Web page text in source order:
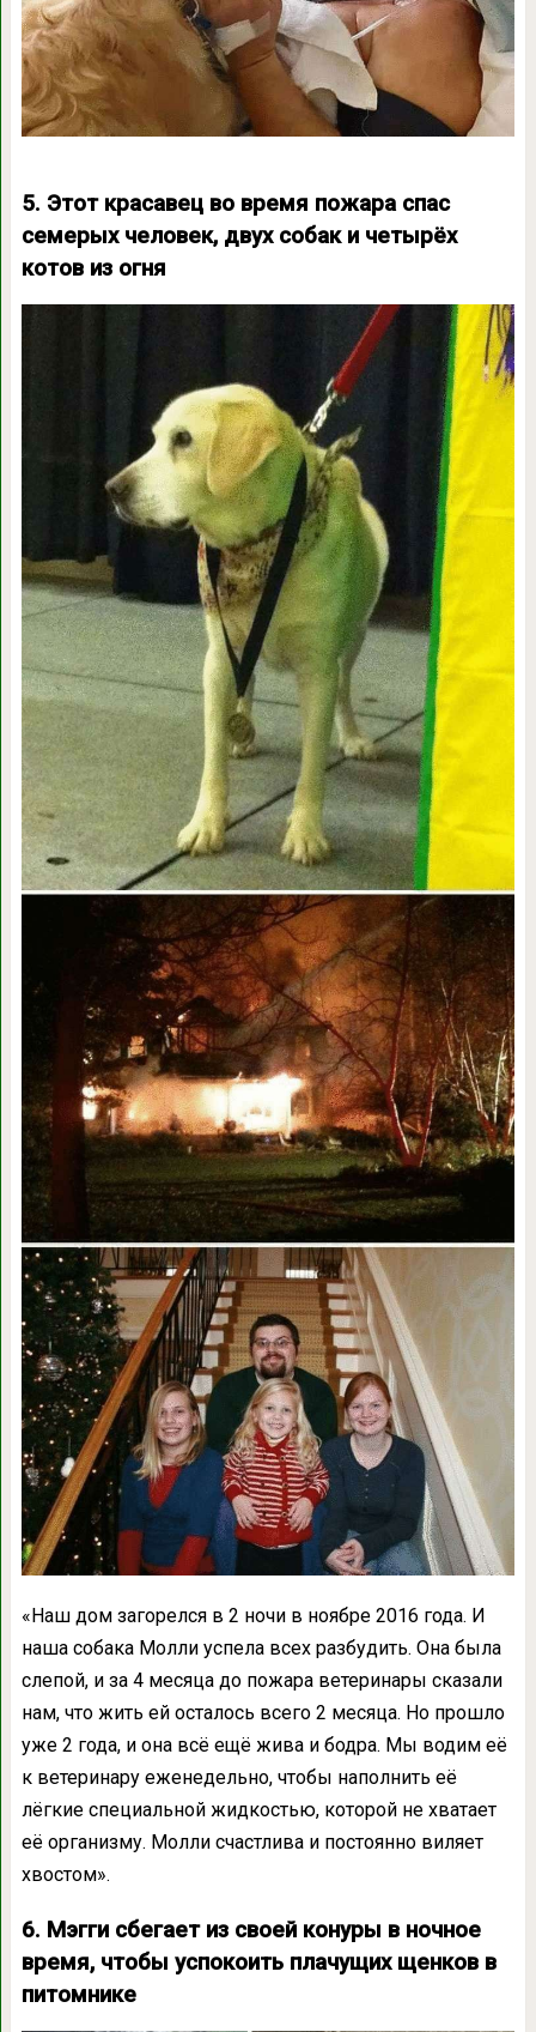
5. Этот красавец во время пожара спас
семерых человек, двух собак и четырёх
котов из огня
«Наш дом загорелся в 2 ночи в ноябре 2016 года. И
наша собака Молли успела всех разбудить. Она была
слепой, и за 4 месяца до пожара ветеринары сказали
нам, что жить ей осталось всего 2 месяца. Но прошло
уже 2 года, и она всё ещё жива и бодра. Мы водим её
к ветеринару еженедельно, чтобы наполнить её
лёгкие специальной жидкостью, которой не хватает
её организму. Молли счастлива и постоянно виляет
хвостом».
6. Мэгги сбегает из своей конуры в ночное
время, чтобы успокоить плачущих щенков в
питомнике